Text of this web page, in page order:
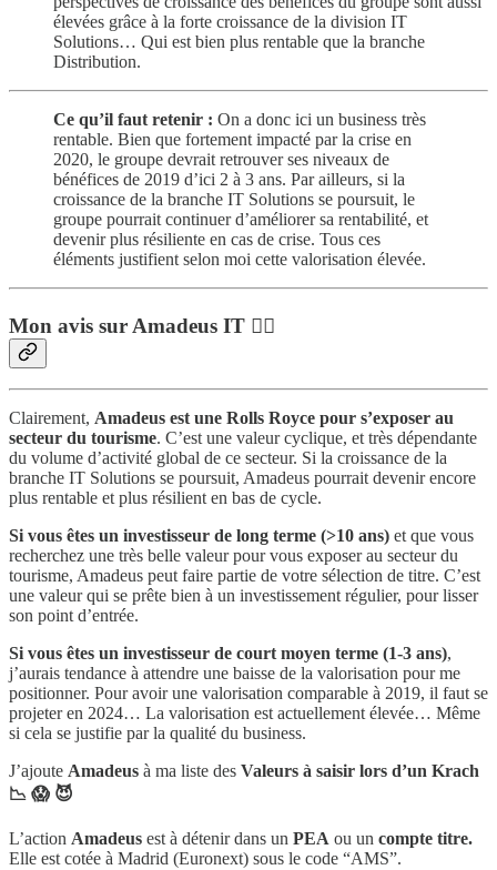
élevées grâce à la forte croissance de la division IT
Solutions… Qui est bien plus rentable que la branche
Distribution.
Ce qu’il faut retenir : On a donc ici un business très
rentable. Bien que fortement impacté par la crise en
2020, le groupe devrait retrouver ses niveaux de
bénéfices de 2019 d’ici 2 à 3 ans. Par ailleurs, si la
croissance de la branche IT Solutions se poursuit, le
groupe pourrait continuer d’améliorer sa rentabilité, et
devenir plus résiliente en cas de crise. Tous ces
éléments justifient selon moi cette valorisation élevée.
Mon avis sur Amadeus IT 👨‍⚖️
Clairement, Amadeus est une Rolls Royce pour s’exposer au
secteur du tourisme. C’est une valeur cyclique, et très dépendante
du volume d’activité global de ce secteur. Si la croissance de la
branche IT Solutions se poursuit, Amadeus pourrait devenir encore
plus rentable et plus résilient en bas de cycle.
Si vous êtes un investisseur de long terme (>10 ans) et que vous
recherchez une très belle valeur pour vous exposer au secteur du
tourisme, Amadeus peut faire partie de votre sélection de titre. C’est
une valeur qui se prête bien à un investissement régulier, pour lisser
son point d’entrée.
Si vous êtes un investisseur de court moyen terme (1-3 ans),
j’aurais tendance à attendre une baisse de la valorisation pour me
positionner. Pour avoir une valorisation comparable à 2019, il faut se
projeter en 2024… La valorisation est actuellement élevée… Même
si cela se justifie par la qualité du business.
J’ajoute Amadeus à ma liste des Valeurs à saisir lors d’un Krach
📉 😱 😈
L’action Amadeus est à détenir dans un PEA ou un compte titre.
Elle est cotée à Madrid (Euronext) sous le code “AMS”.